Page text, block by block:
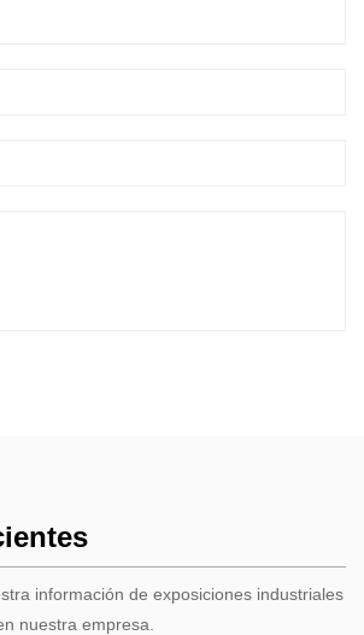
información de exposiciones industriales
nuestra empresa.